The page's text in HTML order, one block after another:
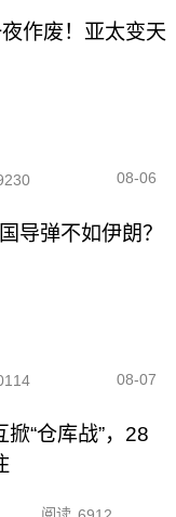
作废！亚太变天
08-06
导弹不如伊朗？
08-07
“仓库战”，28